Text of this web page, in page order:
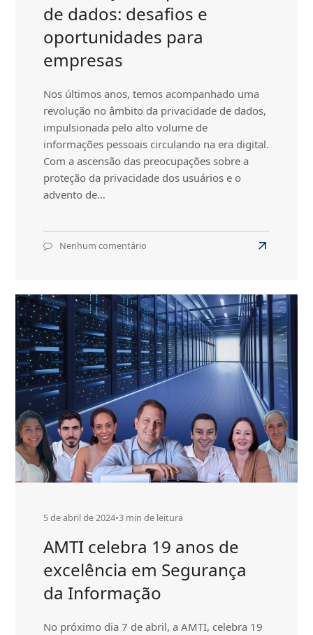
de dados: desafios e
oportunidades para
empresas
Nos últimos anos, temos acompanhado uma
revolução no âmbito da privacidade de dados,
impulsionada pelo alto volume de
informações pessoais circulando na era digital.
Com a ascensão das preocupações sobre a
proteção da privacidade dos usuários e o
advento de…
Nenhum comentário
privacidade
de
dados:
desafios
e
oportunidades
para
empresas
Read
A
revolução
da
privacidade
de
dados:
desafios
e
para
empresas
5 de abril de 2024•3 min de leitura
AMTI celebra 19 anos de
excelência em Segurança
da Informação
No próximo dia 7 de abril, a AMTI, celebra 19